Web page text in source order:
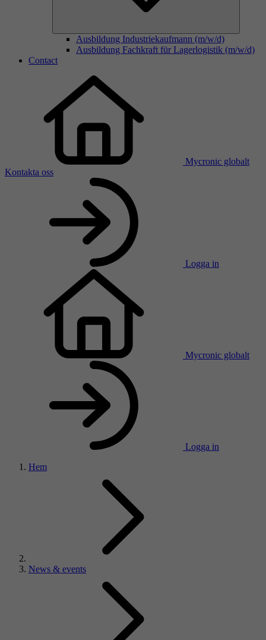
Ausbildung Industriekaufmann (m/w/d)
Ausbildung Fachkraft für Lagerlogistik (m/w/d)
Contact
Mycronic globalt
Kontakta oss
Logga in
Mycronic globalt
Logga in
Hem
News & events